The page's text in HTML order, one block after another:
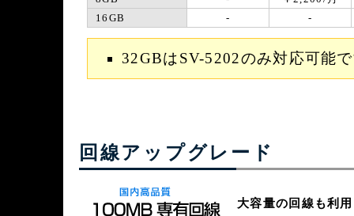
16GB
- -
32GBはSV-5202のみ対応可能
回線アップグレード
大容量の回線も利